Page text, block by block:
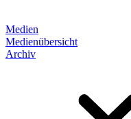
Medien
Medienübersicht
Archiv